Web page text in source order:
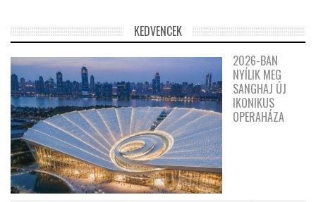
KEDVENCEK
2026-BAN
NYÍLIK MEG
SANGHAJ ÚJ
IKONIKUS
OPERAHÁZA